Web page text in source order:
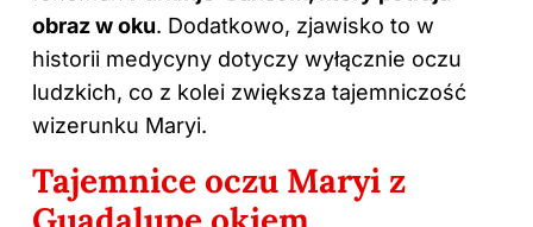
obraz w oku. Dodatkowo, zjawisko to w
historii medycyny dotyczy wyłącznie oczu
ludzkich, co z kolei zwiększa tajemniczość
wizerunku Maryi.
Tajemnice oczu Maryi z